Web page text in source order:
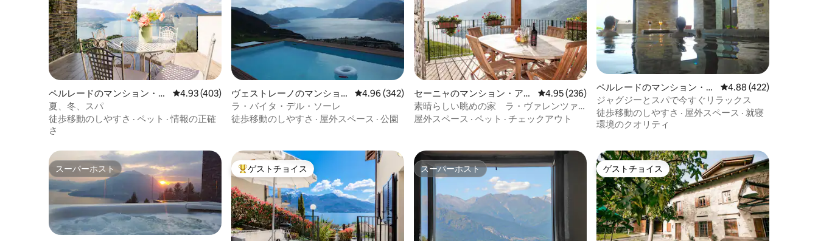
ペルレードのマンション・ア
パート
レビュー403件、5つ星中4.93つ星の平均評価
4.93 (403)
夏、冬、スパ
徒歩移動のしやすさ · ペット ·情報の正確
さ
ヴェストレーノのマンショ
ン・アパート
レビュー342件、5つ星中4.96つ星の平均評価
4.96 (342)
ラ・バイタ・デル・ソーレ
徒歩移動のしやすさ · 屋外スペース · 公園
セーニャのマンション・アパ
ート
レビュー236件、5つ星中4.95つ星の平均評価
4.95 (236)
素晴らしい眺めの家 ラ・ヴァレンツァ
ーナ（ドミンガ）
屋外スペース · ペット · チェックアウト
ペルレードのマンション・ア
パート
レビュー422件、5つ
4.88 (422)
ジャグジーとスパで今すぐリラックス
徒歩移動のしやすさ · 屋外スペース · 就寝
環境のクオリティ
スーパーホスト
スーパーホスト 大好評のゲストチョイスです。
ゲストチョイス スーパーホスト
スーパーホスト ゲストチョイス
ゲストチョイス